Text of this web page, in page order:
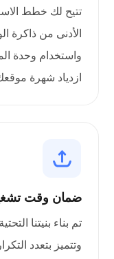
تتيح لك خطط
ازدياد شهرة
ضمان وقت تشغيل
تم بناء بنيتنا
وتتميز بتعدد